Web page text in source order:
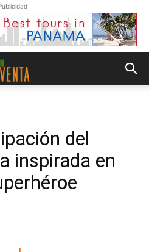
del
inspirada en